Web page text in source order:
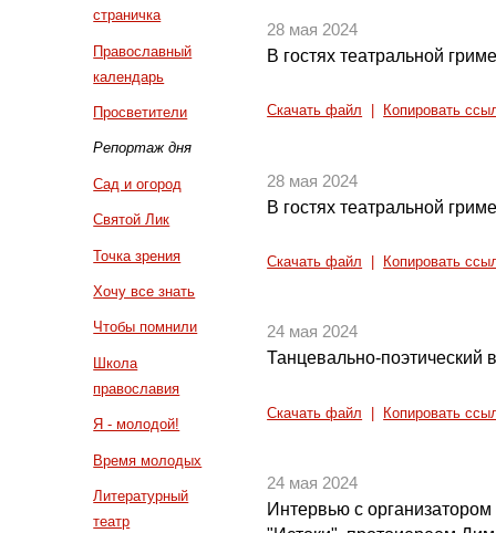
страничка
Православный
календарь
Просветители
Репортаж дня
Сад и огород
Святой Лик
Точка зрения
Хочу все знать
Чтобы помнили
Школа
православия
Я - молодой!
Время молодых
Литературный
театр
28 мая 2024
В гостях театральной
Скачать файл Копировать
28 мая 2024
В гостях театральной
Скачать файл Копировать
24 мая 2024
Танцевально-поэтический
Скачать файл Копировать
24 мая 2024
Интервью с